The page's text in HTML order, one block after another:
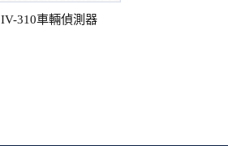
IV-310車輛偵測器